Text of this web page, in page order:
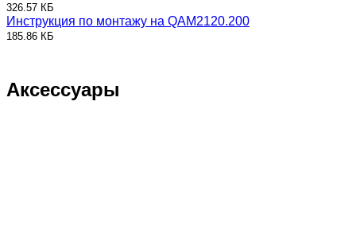
326.57 КБ
Инструкция по монтажу на QAM2120.200
185.86 КБ
Аксессуары